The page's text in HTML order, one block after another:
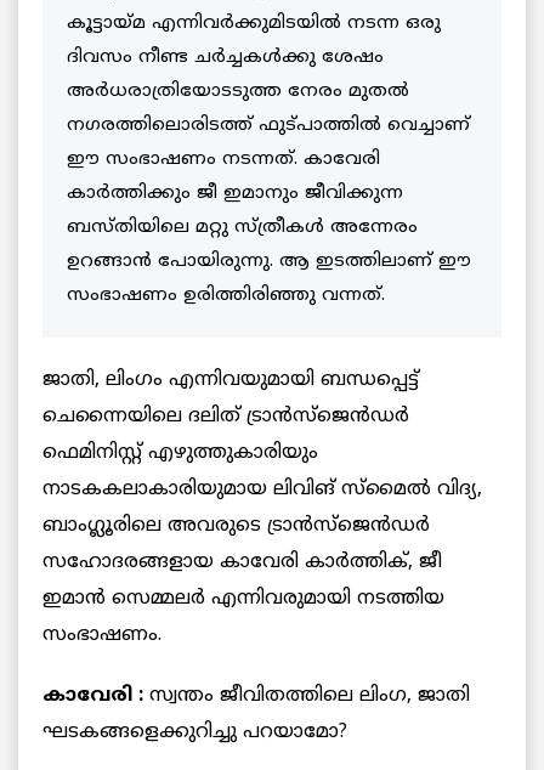
കൂട്ടായ്മ എന്നിവർക്കുമിടയിൽ നടന്ന ഒരു
ദിവസം നീണ്ട ചർച്ചകൾക്കു ശേഷം
അർധരാത്രിയോടടുത്ത നേരം മുതൽ
നഗരത്തിലൊരിടത്ത് ഫുട്പാത്തിൽ വെച്ചാണ്
ഈ സംഭാഷണം നടന്നത്. കാവേരി
കാർത്തിക്കും ജീ ഇമാനും ജീവിക്കുന്ന
ബസ്തിയിലെ മറ്റു സ്ത്രീകൾ അന്നേരം
ഉറങ്ങാൻ പോയിരുന്നു. ആ ഇടത്തിലാണ് ഈ
സംഭാഷണം ഉരിത്തിരിഞ്ഞു വന്നത്.
ജാതി, ലിംഗം എന്നിവയുമായി ബന്ധപ്പെട്ട്
ചെന്നൈയിലെ ദലിത് ട്രാന്‍സ്ജെന്‍ഡര്‍
ഫെമിനിസ്റ്റ് എഴുത്തുകാരിയും
നാടകകലാകാരിയുമായ ലിവിങ് സ്‌മൈല്‍ വിദ്യ,
ബാംഗ്ലൂരിലെ അവരുടെ ട്രാന്‍സ്ജെന്‍ഡര്‍
സഹോദരങ്ങളായ കാവേരി കാര്‍ത്തിക്, ജീ
ഇമാന്‍ സെമ്മലര്‍ എന്നിവരുമായി നടത്തിയ
സംഭാഷണം.
കാവേരി : സ്വന്തം ജീവിതത്തിലെ ലിംഗ, ജാതി
ഘടകങ്ങളെക്കുറിച്ചു പറയാമോ?